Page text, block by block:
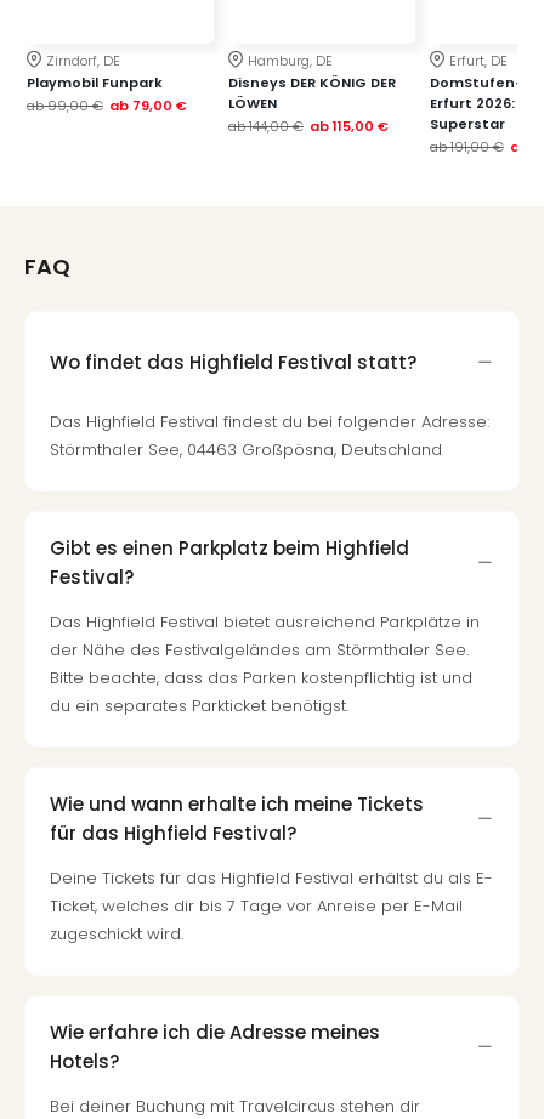
Zirndorf, DE
Playmobil Funpark
ab99,00 € ab 79,00 €
Hamburg, DE
Disneys DER KÖNIG DER
LÖWEN
ab144,00 € ab115,00 €
Erfurt, DE
DomStufen-
Erfurt 2026:
Superstar
ab191,00 € ab
FAQ
Wo findet das Highfield Festival statt?
Das Highfield Festival findest du bei folgender Adresse:
Störmthaler See, 04463 Großpösna, Deutschland
Gibt es einen Parkplatz beim Highfield
Festival?
Das Highfield Festival bietet ausreichend Parkplätze in
der Nähe des Festivalgeländes am Störmthaler See.
Bitte beachte, dass das Parken kostenpflichtig ist und
du ein separates Parkticket benötigst.
Wie und wann erhalte ich meine Tickets
für das Highfield Festival?
Deine Tickets für das Highfield Festival erhältst du als E-
Ticket, welches dir bis 7 Tage vor Anreise per E-Mail
zugeschickt wird.
Wie erfahre ich die Adresse meines
Hotels?
Bei deiner Buchung mit Travelcircus stehen dir